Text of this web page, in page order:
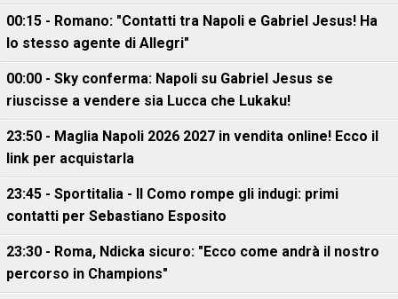
00:15 - Romano: "Contatti tra Napoli e Gabriel Jesus! Ha
lo stesso agente di Allegri"
00:00 - Sky conferma: Napoli su Gabriel Jesus se
riuscisse a vendere sia Lucca che Lukaku!
23:50 - Maglia Napoli 2026 2027 in vendita online! Ecco il
link per acquistarla
23:45 - Sportitalia - Il Como rompe gli indugi: primi
contatti per Sebastiano Esposito
23:30 - Roma, Ndicka sicuro: "Ecco come andrà il nostro
percorso in Champions"